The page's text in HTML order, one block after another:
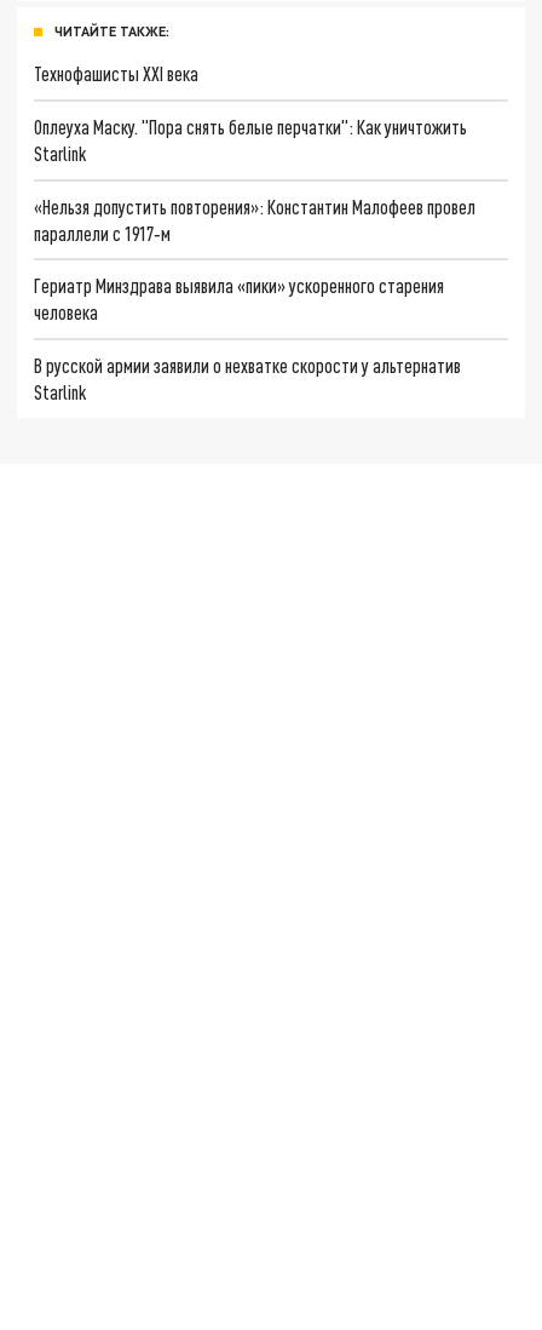
ЧИТАЙТЕ ТАКЖЕ:
Технофашисты XXI века
Оплеуха Маску. "Пора снять белые перчатки": Как уничтожить
Starlink
«Нельзя допустить повторения»: Константин Малофеев провел
параллели с 1917‑м
Гериатр Минздрава выявила «пики» ускоренного старения
человека
В русской армии заявили о нехватке скорости у альтернатив
Starlink